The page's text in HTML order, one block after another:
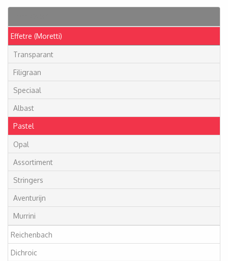
Effetre (Moretti)
Transparant
Filigraan
Speciaal
Albast
Pastel
Opal
Assortiment
Stringers
Aventurijn
Murrini
Reichenbach
Dichroic